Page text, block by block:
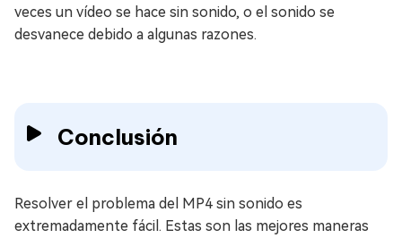
veces un vídeo se hace sin sonido, o el sonido se
desvanece debido a algunas razones.
Conclusión
Resolver el problema del MP4 sin sonido es
extremadamente fácil. Estas son las mejores maneras